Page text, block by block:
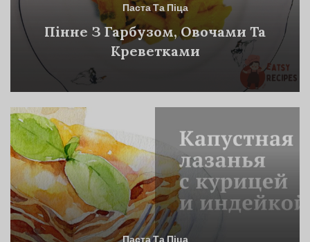
Паста Та Піца
Пінне З Гарбузом, Овочами Та
Креветками